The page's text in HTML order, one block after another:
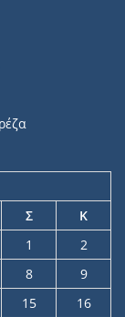
Σ
Κ
1
2
8
9
15
16